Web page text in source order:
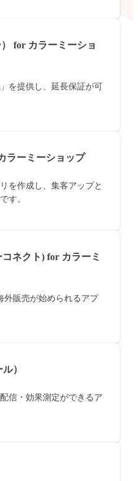
for カラーミーショ
を提供し、延長保証が可
ラーミーショップ
を作成し、集客アップと
す。
ネクト) for カラーミ
外販売が始められるアプ
）
信・効果測定ができるア